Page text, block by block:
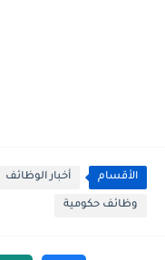
الأقسام أخبار الوظائف
وظائف حكومية